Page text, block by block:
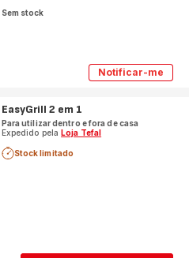
Notificar-me
Super
1
Sem stock
EasyGrill 2 em 1
Para utilizar dentro e fora de casa
Expedido pela Loja Tefal
Stock limitado